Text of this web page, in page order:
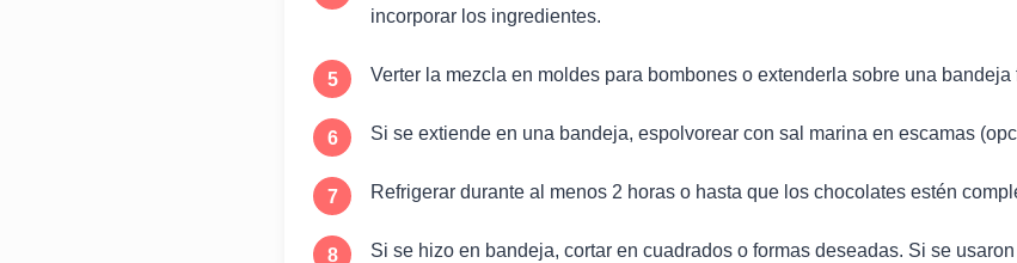
incorporar los ingredientes.
Verter la mezcla en moldes para bombones o extenderla sobre una
Si se extiende en una bandeja, espolvorear con sal marina en escamas
Refrigerar durante al menos 2 horas o hasta que los chocolates estén
Si se hizo en bandeja, cortar en cuadrados o formas deseadas. Si se